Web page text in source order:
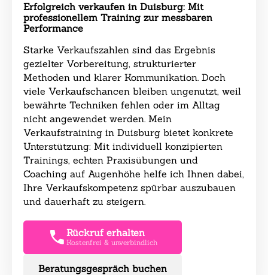
Erfolgreich verkaufen in Duisburg: Mit
professionellem Training zur messbaren
Performance
Starke Verkaufszahlen sind das Ergebnis
gezielter Vorbereitung, strukturierter
Methoden und klarer Kommunikation. Doch
viele Verkaufschancen bleiben ungenutzt, weil
bewährte Techniken fehlen oder im Alltag
nicht angewendet werden. Mein
Verkaufstraining in Duisburg bietet konkrete
Unterstützung: Mit individuell konzipierten
Trainings, echten Praxisübungen und
Coaching auf Augenhöhe helfe ich Ihnen dabei,
Ihre Verkaufskompetenz spürbar auszubauen
und dauerhaft zu steigern.
Rückruf erhalten
Kostenfrei & unverbindlich
Beratungsgespräch buchen